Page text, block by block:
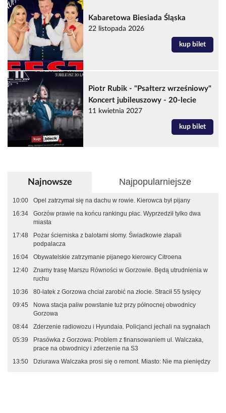
Kabaretowa Biesiada Śląska
22 listopada 2026
kup bilet
Piotr Rubik - "Psałterz wrześniowy"
Koncert jubileuszowy - 20-lecie
11 kwietnia 2027
kup bilet
Najnowsze Najpopularniejsze
10:00
Opel zatrzymał się na dachu w rowie. Kierowca był pijany
16:34
Gorzów prawie na końcu rankingu płac. Wyprzedził tylko dwa
miasta
17:48
Pożar ścierniska z balotami słomy. Świadkowie złapali
podpalacza
16:04
Obywatelskie zatrzymanie pijanego kierowcy Citroena
12:40
Znamy trasę Marszu Równości w Gorzowie. Będą utrudnienia w
ruchu
10:36
80-latek z Gorzowa chciał zarobić na złocie. Stracił 55 tysięcy
09:45
Nowa stacja paliw powstanie tuż przy północnej obwodnicy
Gorzowa
08:44
Zderzenie radiowozu i Hyundaia. Policjanci jechali na sygnałach
05:39
Prasówka z Gorzowa: Problem z finansowaniem ul. Walczaka,
prace na obwodnicy i zderzenie na S3
13:50
Dziurawa Walczaka prosi się o remont. Miasto: Nie ma pieniędzy